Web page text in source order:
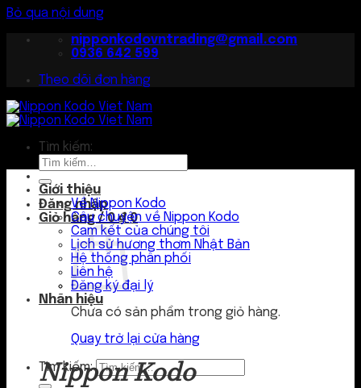
Bỏ qua nội dung
nipponkodovntrading@gmail.com
0936 642 599
Theo dõi đơn hàng
Tìm kiếm:
Đăng nhập
Giỏ hàng /0₫ 0
Chưa có sản phẩm trong giỏ hàng.
Quay trở lại cửa hàng
Tìm kiếm:
Giới thiệu
Về Nippon Kodo
Câu chuyện về Nippon Kodo
Cam kết của chúng tôi
Lịch sử hương thơm Nhật Bản
Hệ thống phân phối
Liên hệ
Đăng ký đại lý
Nhãn hiệu
Nippon Kodo